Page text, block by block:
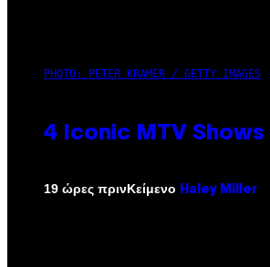
PHOTO: PETER KRAMER / GETTY IMAGES
4 Iconic MTV
19 ώρες πρινΚείμενο Haley Miller